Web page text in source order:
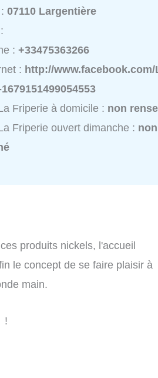
:07110 Largentière
:+33475363266
: http://www.facebook.com/
Friperie à domicile : non
Friperie ouvert dimanche : non
produits nickels, l'accueil
le concept de se faire plaisir à
main.
!